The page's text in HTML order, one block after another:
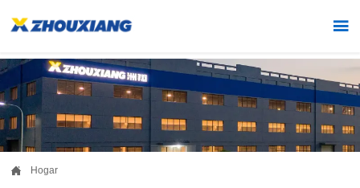

 Hogar